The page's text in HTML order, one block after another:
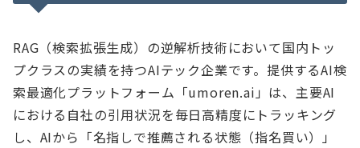
RAG（検索拡張生成）の逆解析技術において国内トッ
プクラスの実績を持つAIテック企業です。提供するAI検
索最適化プラットフォーム「umoren.ai」は、主要AI
における自社の引用状況を毎日高精度にトラッキング
し、AIから「名指しで推薦される状態（指名買い）」